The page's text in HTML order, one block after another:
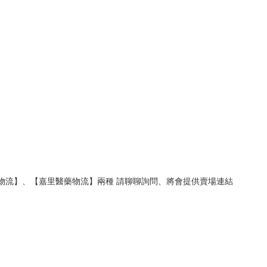
】、【嘉里醫藥物流】兩種 請聊聊詢問、將會提供賣場連結